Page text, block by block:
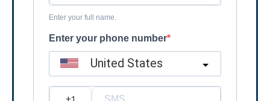
Enter your full name.
Enter your phone number
United States